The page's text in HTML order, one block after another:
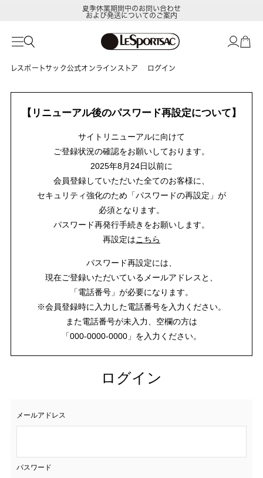
夏季休業期間中のお問い合わせ
および発送についてのご案内
レスポートサック公式オンラインストア ログイン
【リニューアル後のパスワード再設定について】
サイトリニューアルに向けて
ご登録状況の確認をお願いしております。
2025年8月24日以前に
会員登録していただいた全てのお客様に、
セキュリティ強化のため「パスワードの再設定」が
必須となります。
パスワード再発行手続きをお願いします。
再設定はこちら
パスワード再設定には、
現在ご登録いただいているメールアドレスと、
「電話番号」が必要になります。
※会員登録時に入力した電話番号を入力ください。
また電話番号が未入力、空欄の方は
「000-0000-0000」を入力ください。
ログイン
メールアドレス
パスワード